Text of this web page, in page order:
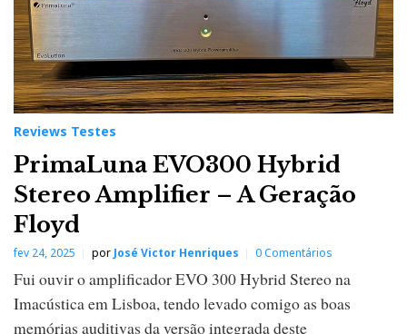
Reviews Testes
PrimaLuna EVO300 Hybrid
Stereo Amplifier – A Geração
Floyd
fev 24, 2025 por José Victor Henriques 0 Comentários
Fui ouvir o amplificador EVO 300 Hybrid Stereo na
Imacústica em Lisboa, tendo levado comigo as boas
memórias auditivas da versão integrada deste